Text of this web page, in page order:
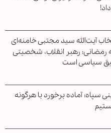
آیت‌الله سید مجتبی خامنه‌ای
رهبر انقلاب، شخصیتی
سیاسی است
سپاه: آماده برخورد با هرگونه